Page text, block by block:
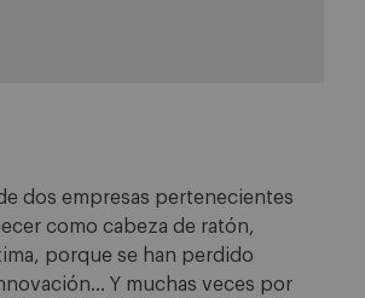
dos empresas pertenecientes
como cabeza de ratón,
porque se han perdido
Y muchas veces por